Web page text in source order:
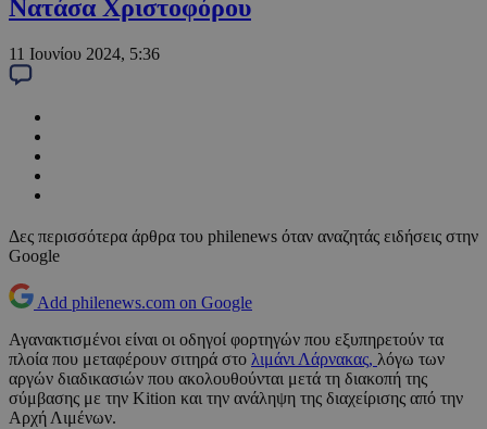
Νατάσα Χριστοφόρου
11 Ιουνίου 2024, 5:36
Δες περισσότερα άρθρα του philenews όταν αναζητάς ειδήσεις στην
Google
Add philenews.com on Google
Αγανακτισμένοι είναι οι οδηγοί φορτηγών που εξυπηρετούν τα
πλοία που μεταφέρουν σιτηρά στο λιμάνι Λάρνακας, λόγω των
αργών διαδικασιών που ακολουθούνται μετά τη διακοπή της
σύμβασης με την Kition και την ανάληψη της διαχείρισης από την
Αρχή Λιμένων.